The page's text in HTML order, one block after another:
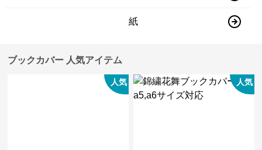
紙
ブックカバー 人気アイテム
人気 人気